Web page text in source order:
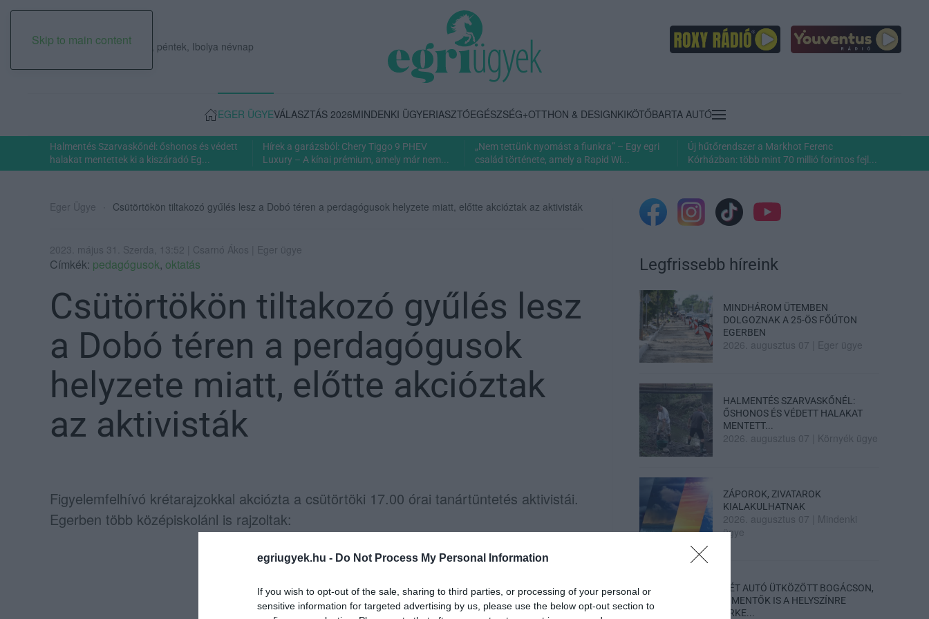
egriugyek.hu - Do Not Process My Personal Information
If you wish to opt-out of the sale, sharing to third parties, or processing of your personal or
sensitive information for targeted advertising by us, please use the below opt-out section to
Skip to main content
2026. augusztus 07., péntek, Ibolya névnap
EGER ÜGYEVÁLASZTÁS 2026MINDENKI ÜGYERIASZTÓEGÉSZSÉG+OTTHON & DESIGNKIKÖTŐBARTA AUTÓ
Halmentés Szarvaskőnél: őshonos és védett
halakat mentettek ki a kiszáradó Eg...
Hírek a garázsból: Chery Tiggo 9 PHEV
Luxury – A kínai prémium, amely már nem...
„Nem tettünk nyomást a fiunkra” – Egy egri
család története, amely a Rapid Wi...
Új hűtőrendszer a Markhot Ferenc
Kórházban: több mint 70 millió forintos fejl...
Eger Ügye Csütörtökön tiltakozó gyűlés lesz a Dobó téren a perdagógusok helyzete miatt, előtte akcióztak az aktivisták
2023. május 31. Szerda, 13:52 | Csarnó Ákos | Eger ügye
Címkék: pedagógusok, oktatás
Csütörtökön tiltakozó gyűlés lesz
a Dobó téren a perdagógusok
helyzete miatt, előtte akcióztak
az aktivisták
Figyelemfelhívó krétarajzokkal akciózta a csütörtöki 17.00 órai tanártüntetés aktivistái.
Egerben több középiskolánl is rajzoltak:
Legfrissebb híreink
MINDHÁROM ÜTEMBEN
DOLGOZNAK A 25-ÖS FŐÚTON
EGERBEN
2026. augusztus 07 Eger ügye
HALMENTÉS SZARVASKŐNÉL:
ŐSHONOS ÉS VÉDETT HALAKAT
MENTETT...
2026. augusztus 07 Környék ügye
ZÁPOROK, ZIVATAROK
KIALAKULHATNAK
2026. augusztus 07
Mindenki
ügye
KÉT AUTÓ ÜTKÖZÖTT BOGÁCSON,
A MENTŐK IS A HELYSZÍNRE
ÉRKE...